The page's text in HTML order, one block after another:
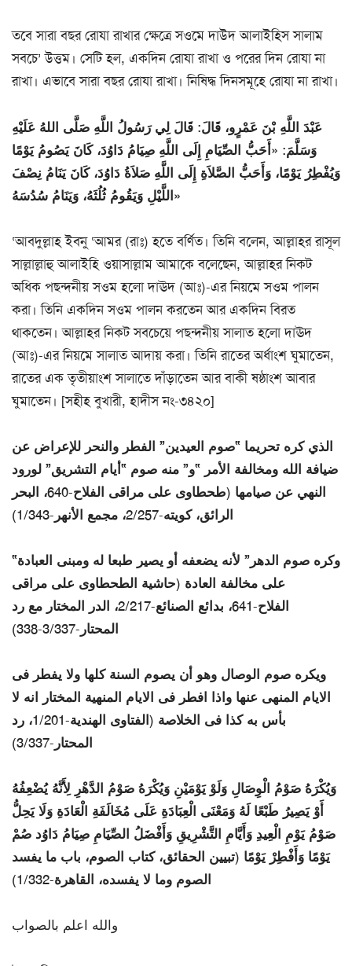
তবে সারা বছর রোযা রাখার ক্ষেত্রে সওমে দাউদ আলাইহিস সালাম
সবচে’ উত্তম। সেটি হল, একদিন রোযা রাখা ও পরের দিন রোযা না
রাখা। এভাবে সারা বছর রোযা রাখা। নিষিদ্ধ দিনসমূহে রোযা না রাখা।
عَبْدَ اللَّهِ بْنَ عَمْرٍو، قَالَ: قَالَ لِي رَسُولُ اللَّهِ صَلَّى اللهُ عَلَيْهِ
وَسَلَّمَ: «أَحَبُّ الصِّيَامِ إِلَى اللَّهِ صِيَامُ دَاوُدَ، كَانَ يَصُومُ يَوْمًا
وَيُفْطِرُ يَوْمًا، وَأَحَبُّ الصَّلاَةِ إِلَى اللَّهِ صَلاَةُ دَاوُدَ، كَانَ يَنَامُ نِصْفَ
اللَّيْلِ وَيَقُومُ ثُلُثَهُ، وَيَنَامُ سُدُسَهُ»
‘আবদুল্লাহ ইবনু ‘আমর (রাঃ) হতে বর্ণিত। তিনি বলেন, আল্লাহর রাসূল
সাল্লাল্লাহু আলাইহি ওয়াসাল্লাম আমাকে বলেছেন, আল্লাহর নিকট
অধিক পছন্দনীয় সওম হলো দাঊদ (আঃ)-এর নিয়মে সওম পালন
করা। তিনি একদিন সওম পালন করতেন আর একদিন বিরত
থাকতেন। আল্লাহর নিকট সবচেয়ে পছন্দনীয় সালাত হলো দাঊদ
(আঃ)-এর নিয়মে সালাত আদায় করা। তিনি রাতের অর্ধাংশ ঘুমাতেন,
রাতের এক তৃতীয়াংশ সালাতে দাঁড়াতেন আর বাকী ষষ্ঠাংশ আবার
ঘুমাতেন। [সহীহ বুখারী, হাদীস নং-৩৪২০]
الذي كره تحريما “صوم العيدين” الفطر والنحر للإعراض عن
ضيافة الله ومخالفة الأمر “و” منه صوم “أيام التشريق” لورود
النهي عن صيامها (طحطاوى على مراقى الفلاح-640، البحر
الرائق، كويته-2/257، مجمع الأنهر-1/343)
“وكره صوم الدهر” لأنه يضعفه أو يصير طبعا له ومبنى العبادة
على مخالفة العادة (حاشية الطحطاوى على مراقى
الفلاح-641، بدائع الصنائع-2/217، الدر المختار مع رد
المحتار-3/337-338)
ويكره صوم الوصال وهو أن يصوم السنة كلها ولا يفطر فى
الايام المنهى عنها واذا افطر فى الايام المنهية المختار انه لا
بأس به كذا فى الخلاصة (الفتاوى الهندية-1/201، رد
المحتار-3/337)
وَيُكْرَهُ صَوْمُ الْوِصَالِ وَلَوْ يَوْمَيْنِ وَيُكْرَهُ صَوْمُ الدَّهْرِ لِأَنَّهُ يُضْعِفُهُ
أَوْ يَصِيرُ طَبْعًا لَهُ وَمَعْنَى الْعِبَادَةِ عَلَى مُخَالَفَةِ الْعَادَةِ وَلَا يَحِلُّ
صَوْمُ يَوْمِ الْعِيدِ وَأَيَّامِ التَّشْرِيقِ وَأَفْضَلُ الصِّيَامِ صِيَامُ دَاوُد صُمْ
يَوْمًا وَأَفْطِرْ يَوْمًا (تبيين الحقائق، كتاب الصوم، باب ما يفسد
الصوم وما لا يفسده، القاهرة-1/332)
والله اعلم بالصواب